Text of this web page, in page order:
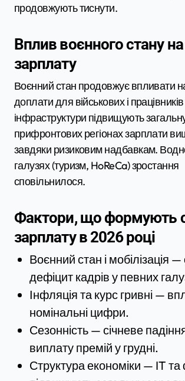
продовжують тиснути.
Вплив воєнного стану
зарплату
Воєнний стан продовжує впливати
доплати для військових і
інфраструктури підвищують
прифронтових регіонах зарплати
завдяки ризиковим надбавкам.
галузях (туризм, HoReCa) зростання
сповільнилося.
Фактори, що формують
зарплату в 2026 році
Воєнний стан і мобілізація
дефіцит кадрів у певних
Інфляція та курс гривні —
номінальні цифри.
Сезонність — січневе
виплату премій у грудні.
Структура економіки — IT та